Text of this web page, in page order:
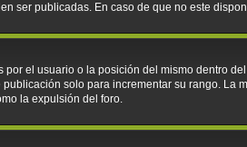
ser publicadas. En caso de que no este
el usuario o la posición del mismo dentro
solo para incrementar su rango.
la expulsión del foro.